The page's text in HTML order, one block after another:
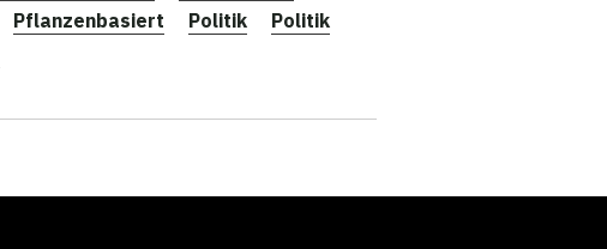
Pflanzenbasiert Politik
Politik